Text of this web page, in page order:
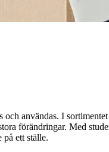
användas. I
förändringar. Med
ett ställe.